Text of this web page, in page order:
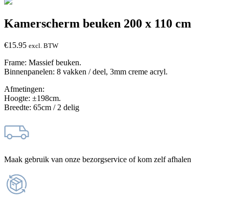
Kamerscherm beuken 200 x 110 cm
€15.95 excl. BTW
Frame: Massief beuken.
Binnenpanelen: 8 vakken / deel, 3mm creme acryl.
Afmetingen:
Hoogte: ±198cm.
Breedte: 65cm / 2 delig
Maak gebruik van onze bezorgservice of kom zelf afhalen